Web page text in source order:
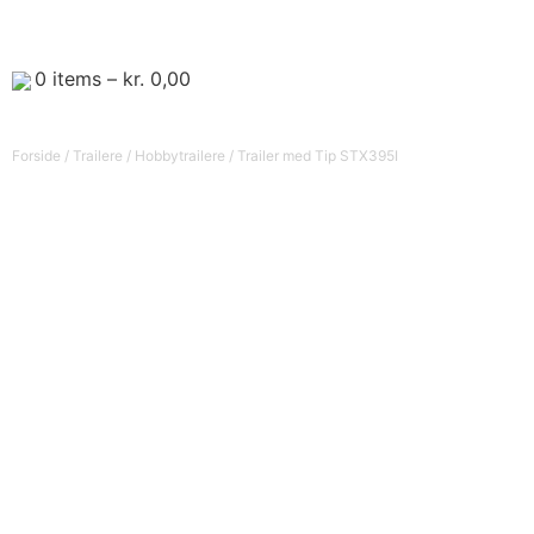
0 items – kr. 0,00
Forside / Trailere / Hobbytrailere / Trailer med Tip STX395I